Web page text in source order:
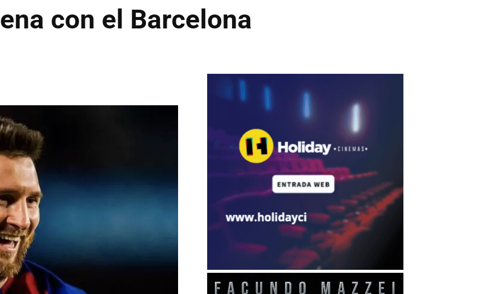
con el Barcelona